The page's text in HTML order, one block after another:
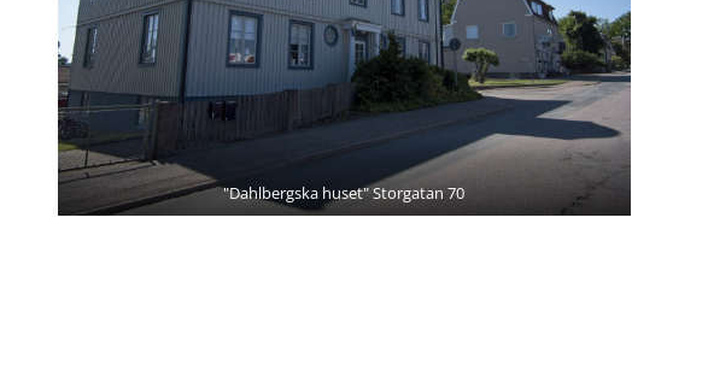
"Dahlbergska huset" Storgatan 70